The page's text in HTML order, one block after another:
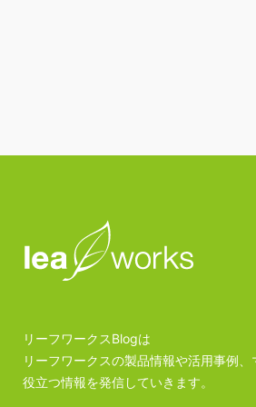
リーフワークスBlogは
リーフワークスの製品情報や活用事例
役立つ情報を発信していきます。